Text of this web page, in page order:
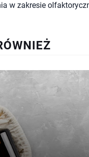
w zakresie